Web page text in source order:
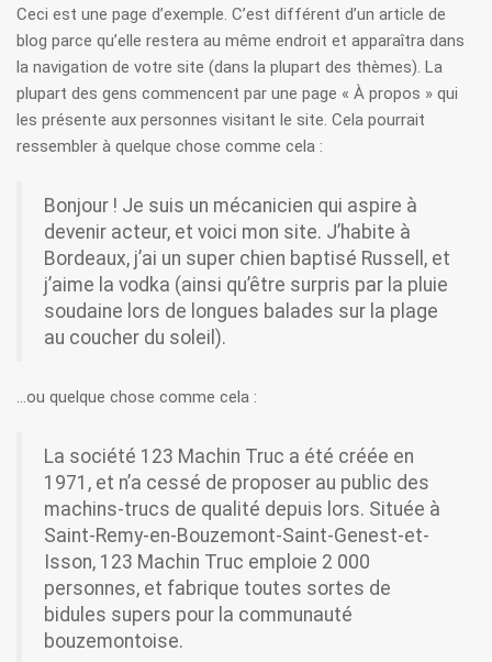
Ceci est une page d’exemple. C’est différent d’un article de
blog parce qu’elle restera au même endroit et apparaîtra dans
la navigation de votre site (dans la plupart des thèmes). La
plupart des gens commencent par une page « À propos » qui
les présente aux personnes visitant le site. Cela pourrait
ressembler à quelque chose comme cela :
Bonjour ! Je suis un mécanicien qui aspire à
devenir acteur, et voici mon site. J’habite à
Bordeaux, j’ai un super chien baptisé Russell, et
j’aime la vodka (ainsi qu’être surpris par la pluie
soudaine lors de longues balades sur la plage
au coucher du soleil).
…ou quelque chose comme cela :
La société 123 Machin Truc a été créée en
1971, et n’a cessé de proposer au public des
machins-trucs de qualité depuis lors. Située à
Saint-Remy-en-Bouzemont-Saint-Genest-et-
Isson, 123 Machin Truc emploie 2 000
personnes, et fabrique toutes sortes de
bidules supers pour la communauté
bouzemontoise.